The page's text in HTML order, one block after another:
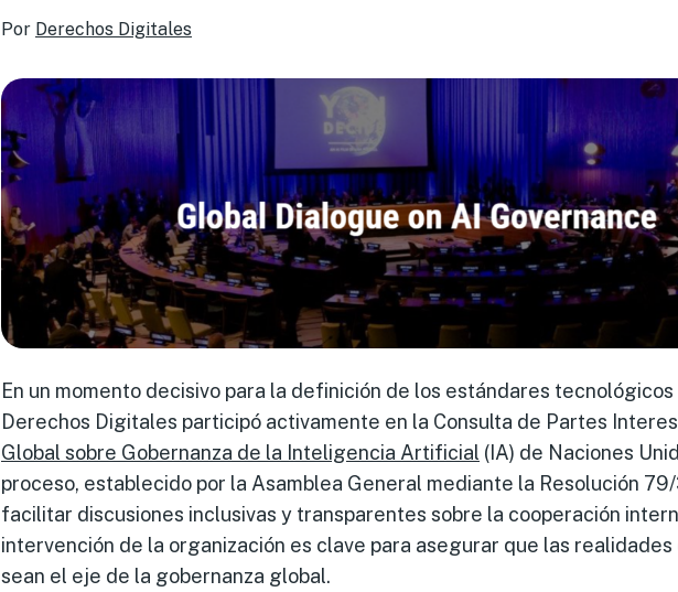
Por Derechos Digitales
En un momento decisivo para la definición de los estándares tecnológicos
Derechos Digitales participó activamente en la Consulta de Partes
Global sobre Gobernanza de la Inteligencia Artificial (IA) de Naciones
proceso, establecido por la Asamblea General mediante la Resolución
facilitar discusiones inclusivas y transparentes sobre la cooperación
intervención de la organización es clave para asegurar que las realidades
sean el eje de la gobernanza global.